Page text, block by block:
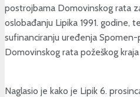
postrojbama Domovinskog rata
oslobađanju Lipika 1991. godine,
sufinanciranju uređenja
Domovinskog rata požeškog
Naglasio je kako je Lipik 6.